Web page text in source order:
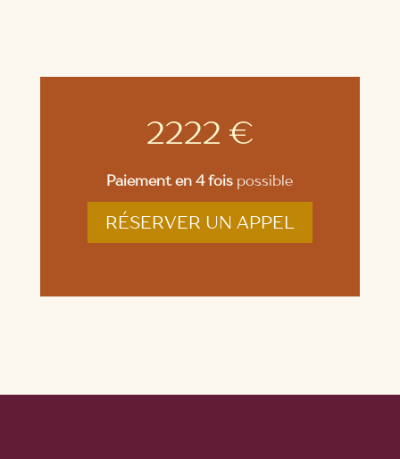
2222 €
Paiement en 4 fois possible
RÉSERVER UN APPEL